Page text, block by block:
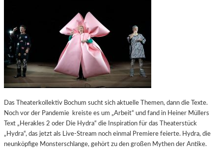
Das Theaterkollektiv Bochum sucht sich aktuelle Themen, dann die Texte.
Noch vor der Pandemie kreiste es um „Arbeit“ und fand in Heiner Müllers
Text „Herakles 2 oder Die Hydra“ die Inspiration für das Theaterstück
„Hydra“, das jetzt als Live-Stream noch einmal Premiere feierte. Hydra, die
neunköpfige Monsterschlange, gehört zu den großen Mythen der Antike.